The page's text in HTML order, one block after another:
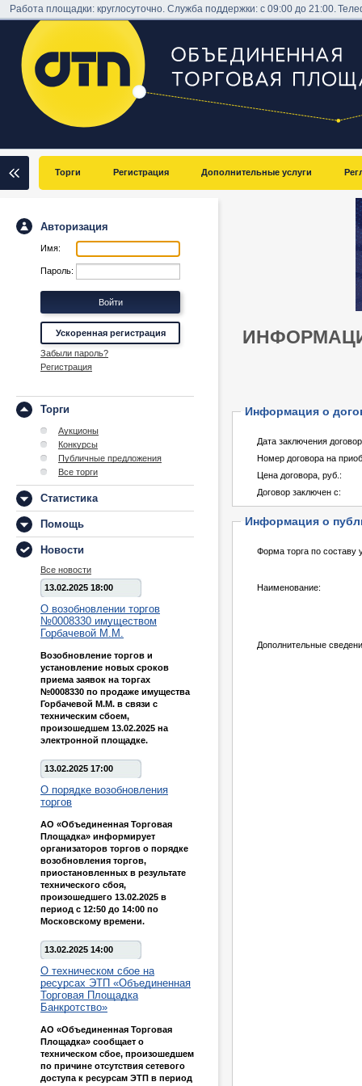
Работа площадки: круглосуточно. Служба поддержки: с 09:00 до 21:00.
Торги Регистрация Дополнительные услуги
Авторизация
Имя:
Пароль:
Ускоренная регистрация
Забыли пароль?
Регистрация
Торги
Аукционы
Конкурсы
Публичные предложения
Все торги
Статистика
Помощь
Новости
Все новости
13.02.2025 18:00
О возобновлении торгов
№0008330 имуществом
Горбачевой М.М.
Возобновление торгов и
установление новых сроков
приема заявок на торгах
№0008330 по продаже имущества
Горбачевой М.М. в связи с
техническим сбоем,
произошедшем 13.02.2025 на
электронной площадке.
13.02.2025 17:00
О порядке возобновления
торгов
АО «Объединенная Торговая
Площадка» информирует
организаторов торгов о порядке
возобновления торгов,
приостановленных в результате
технического сбоя,
произошедшего 13.02.2025 в
период с 12:50 до 14:00 по
Московскому времени.
13.02.2025 14:00
О техническом сбое на
ресурсах ЭТП «Объединенная
Торговая Площадка
Банкротство»
АО «Объединенная Торговая
Площадка» сообщает о
техническом сбое, произошедшем
по причине отсутствия сетевого
доступа к ресурсам ЭТП в период
Информация о
Дата заключения
Номер договора на
Цена договора, pуб.:
Договор заключен с:
Информация о
Форма торга по составу
Наименование:
Дополнительные